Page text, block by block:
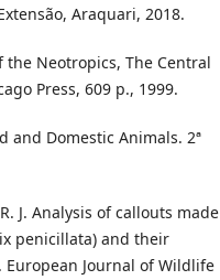
Araquari, 2018.
the Neotropics, The Central
Press, 609 p., 1999.
and Domestic Animals. 2ª
R. J. Analysis of callouts made
penicillata) and their
Journal of Wildlife